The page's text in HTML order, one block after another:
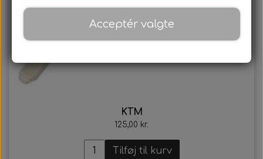
KTM
125,00 kr.
Tilføj til kurv
Acceptér valgte